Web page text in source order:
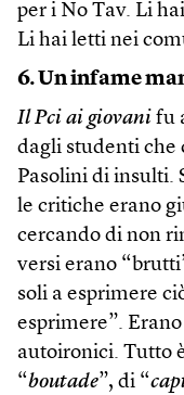
per i No Tav. Li
Li hai letti nei
6. Un infame
Il Pci ai giovani fu
dagli studenti che
Pasolini di insulti.
le critiche erano
cercando di non
versi erano
soli a esprimere
esprimere”.
autoironici. Tutto
“boutade”, di “